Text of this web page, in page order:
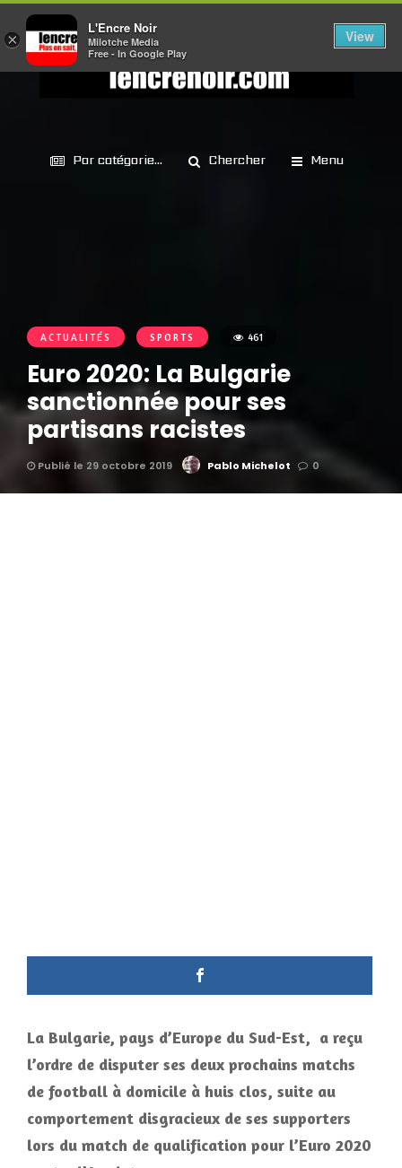
Par catégorie... Chercher Menu
ACTUALITÉS SPORTS 461
Euro 2020: La Bulgarie
sanctionnée pour ses
partisans racistes
Publié le 29 octobre 2019 Pablo Michelot 0
La Bulgarie, pays d’Europe du Sud-Est, a reçu
l’ordre de disputer ses deux prochains matchs
de football à domicile à huis clos, suite au
comportement disgracieux de ses supporters
lors du match de qualification pour l’Euro 2020
×
L'Encre Noir
Milotche Media
Free - In Google Play
View